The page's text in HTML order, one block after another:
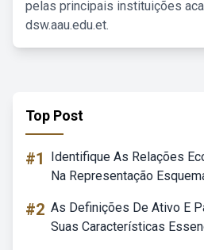
pelas principais instituições
dsw.aau.edu.et.
Top Post
#1
Identifique As Relações
Na Representação
#2 As Definições De Ativo E
Suas Características